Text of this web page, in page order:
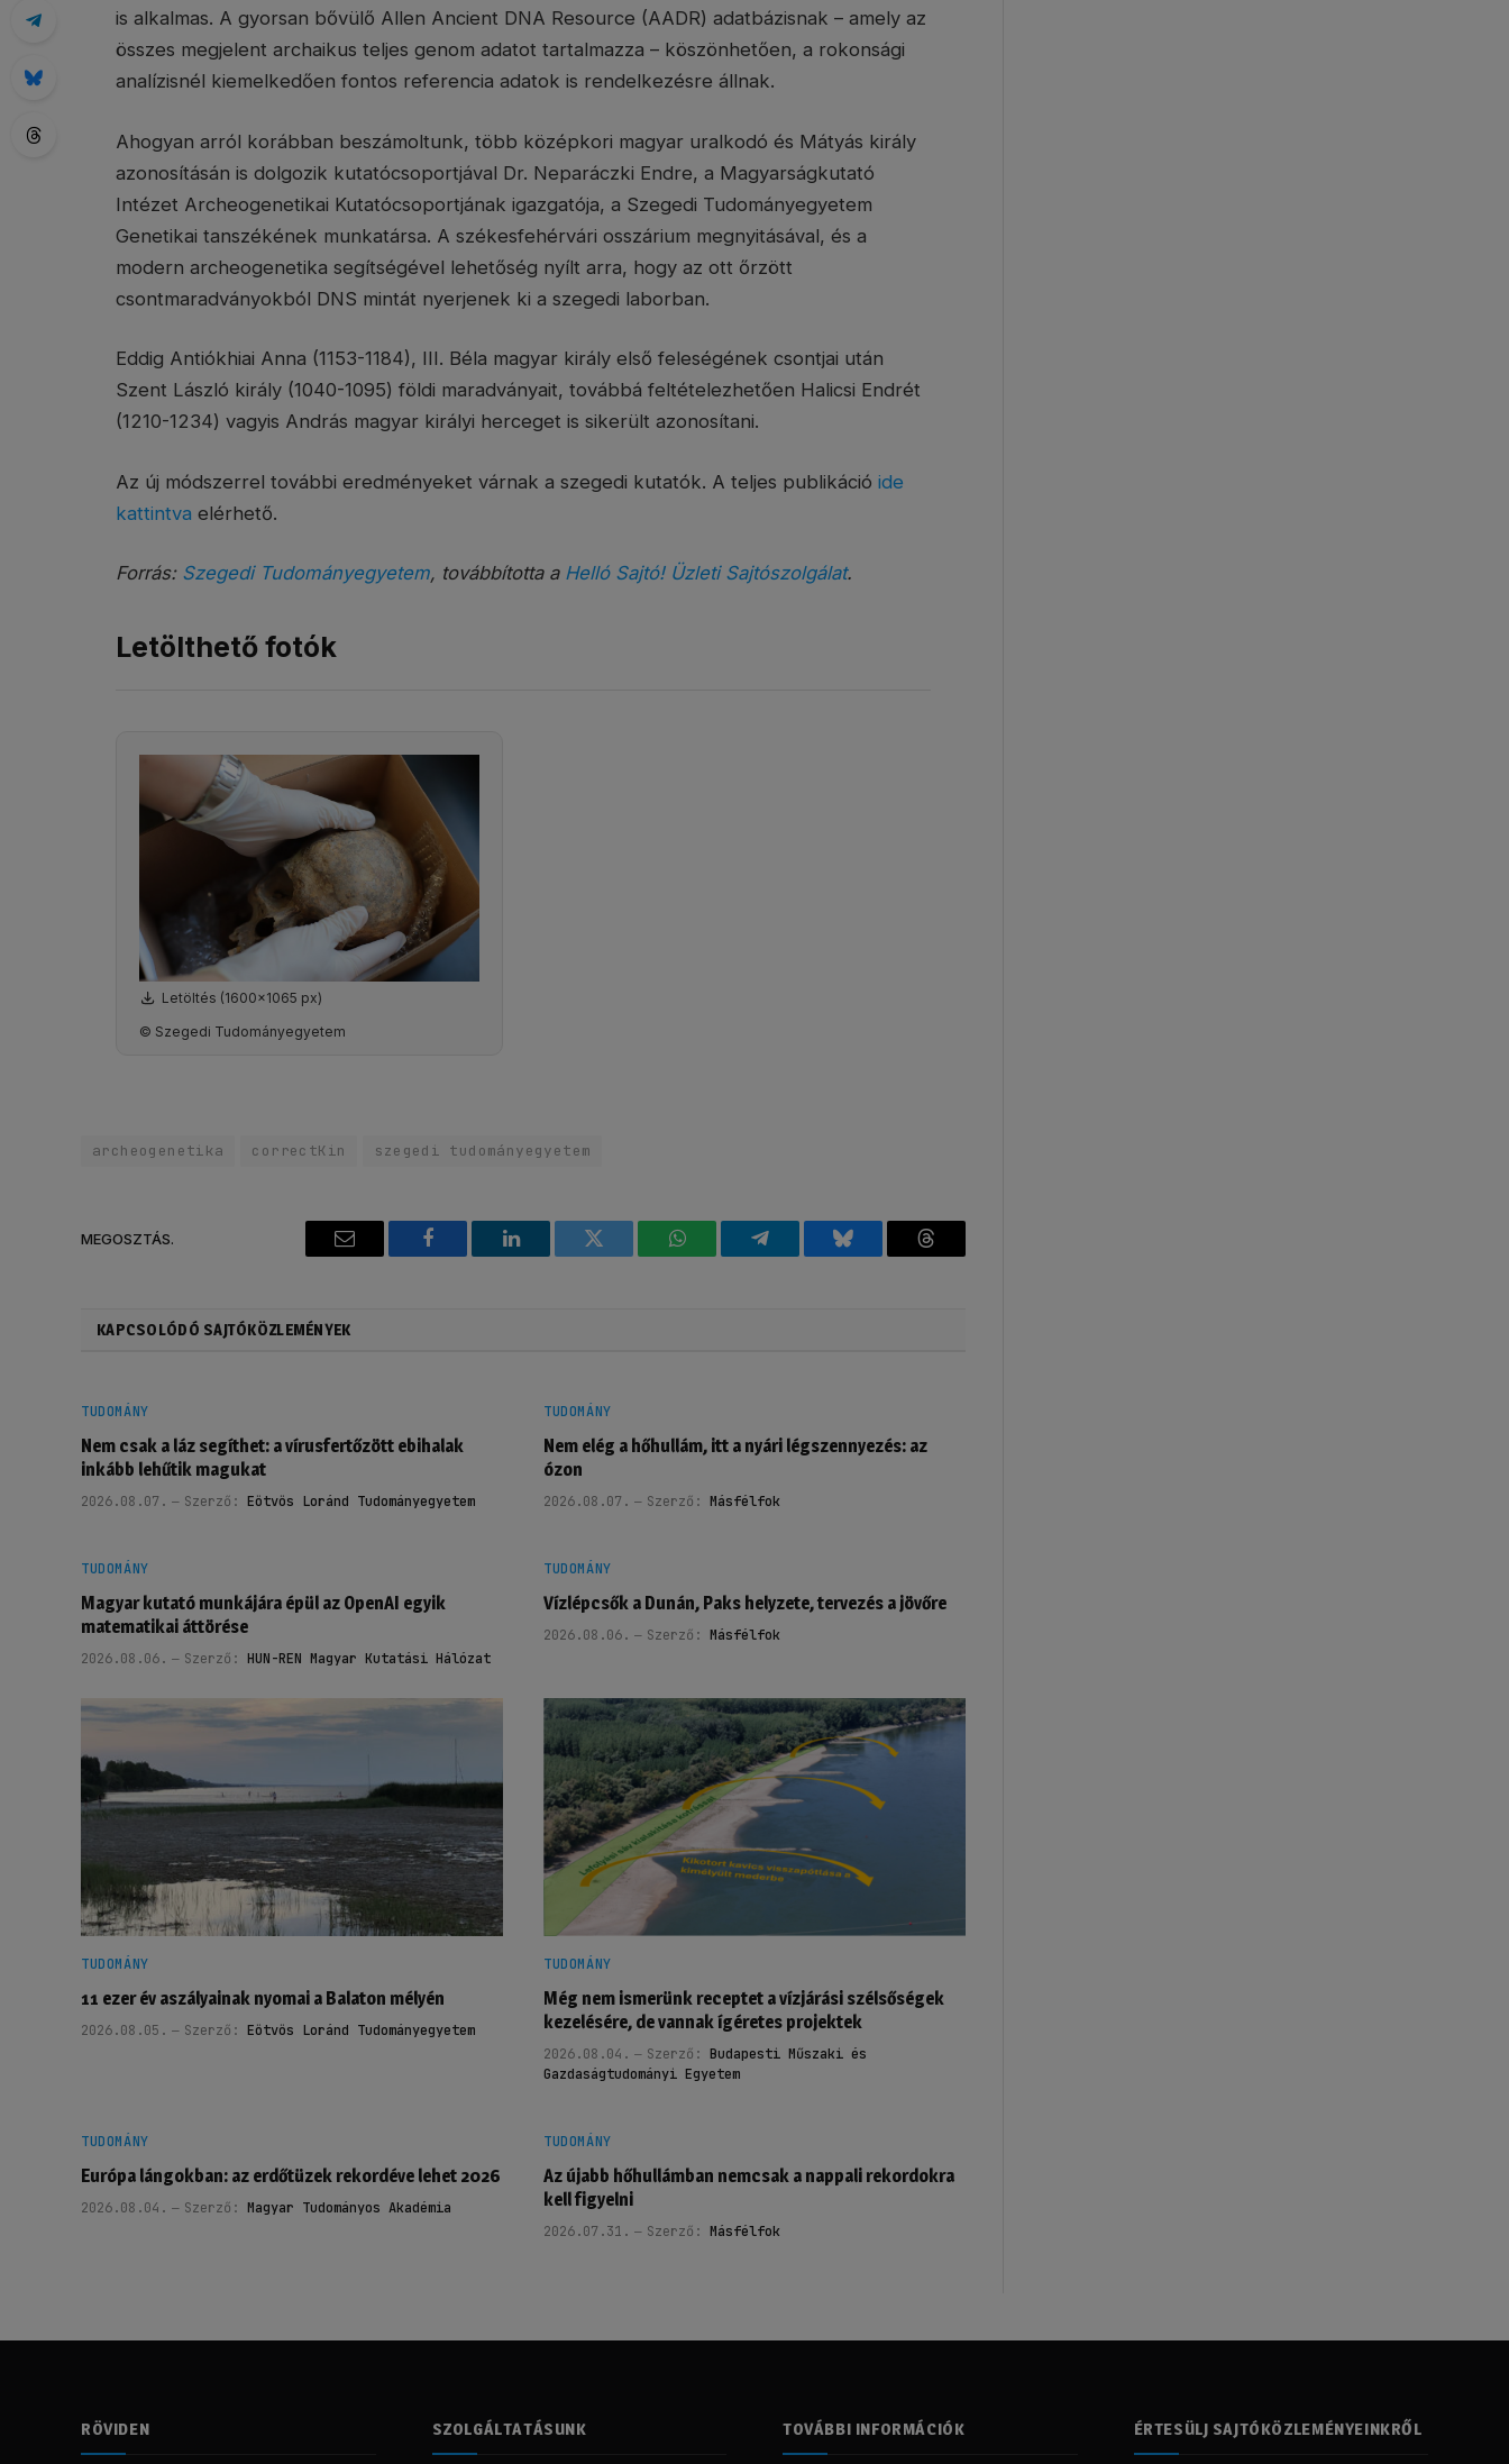
is alkalmas. A gyorsan bővülő Allen Ancient DNA Resource (AADR) adatbázisnak – amely az
összes megjelent archaikus teljes genom adatot tartalmazza – köszönhetően, a rokonsági
analízisnél kiemelkedően fontos referencia adatok is rendelkezésre állnak.
Ahogyan arról korábban beszámoltunk, több középkori magyar uralkodó és Mátyás király
azonosításán is dolgozik kutatócsoportjával Dr. Neparáczki Endre, a Magyarságkutató
Intézet Archeogenetikai Kutatócsoportjának igazgatója, a Szegedi Tudományegyetem
Genetikai tanszékének munkatársa. A székesfehérvári osszárium megnyitásával, és a
modern archeogenetika segítségével lehetőség nyílt arra, hogy az ott őrzött
csontmaradványokból DNS mintát nyerjenek ki a szegedi laborban.
Eddig Antiókhiai Anna (1153-1184), III. Béla magyar király első feleségének csontjai után
Szent László király (1040-1095) földi maradványait, továbbá feltételezhetően Halicsi Endrét
(1210-1234) vagyis András magyar királyi herceget is sikerült azonosítani.
Az új módszerrel további eredményeket várnak a szegedi kutatók. A teljes publikáció ide
kattintva elérhető.
Forrás: Szegedi Tudományegyetem, továbbította a Helló Sajtó! Üzleti Sajtószolgálat.
Letölthető fotók
Letöltés (1600x1065 px)
© Szegedi Tudományegyetem
archeogenetika correctKin szegedi tudományegyetem
MEGOSZTÁS.
Email Facebook LinkedIn Twitter WhatsAppTelegram Bluesky Threads
KAPCSOLÓDÓ SAJTÓKÖZLEMÉNYEK
TUDOMÁNY
Nem csak a láz segíthet: a vírusfertőzött ebihalak
inkább lehűtik magukat
2026.08.07. Szerző: Eötvös Loránd Tudományegyetem
TUDOMÁNY
Nem elég a hőhullám, itt a nyári légszennyezés: az
ózon
2026.08.07. Szerző: Másfélfok
TUDOMÁNY
Magyar kutató munkájára épül az OpenAI egyik
matematikai áttörése
2026.08.06. Szerző: HUN-REN Magyar Kutatási Hálózat
TUDOMÁNY
Vízlépcsők a Dunán, Paks helyzete, tervezés a jövőre
2026.08.06. Szerző: Másfélfok
TUDOMÁNY
11 ezer év aszályainak nyomai a Balaton mélyén
2026.08.05. Szerző: Eötvös Loránd Tudományegyetem
TUDOMÁNY
Még nem ismerünk receptet a vízjárási szélsőségek
kezelésére, de vannak ígéretes projektek
2026.08.04. Szerző: Budapesti Műszaki és
Gazdaságtudományi Egyetem
TUDOMÁNY
Európa lángokban: az erdőtüzek rekordéve lehet 2026
2026.08.04. Szerző: Magyar Tudományos Akadémia
TUDOMÁNY
Az újabb hőhullámban nemcsak a nappali rekordokra
kell figyelni
2026.07.31. Szerző: Másfélfok
RÖVIDEN SZOLGÁLTATÁSUNK TOVÁBBI INFORMÁCIÓK ÉRTESÜLJ SAJTÓKÖZLEMÉNYEINKRŐL